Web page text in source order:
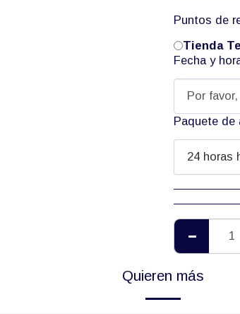
Puntos de
Tienda
Fecha y
Por
Paquete de
24 horas
Quieren más